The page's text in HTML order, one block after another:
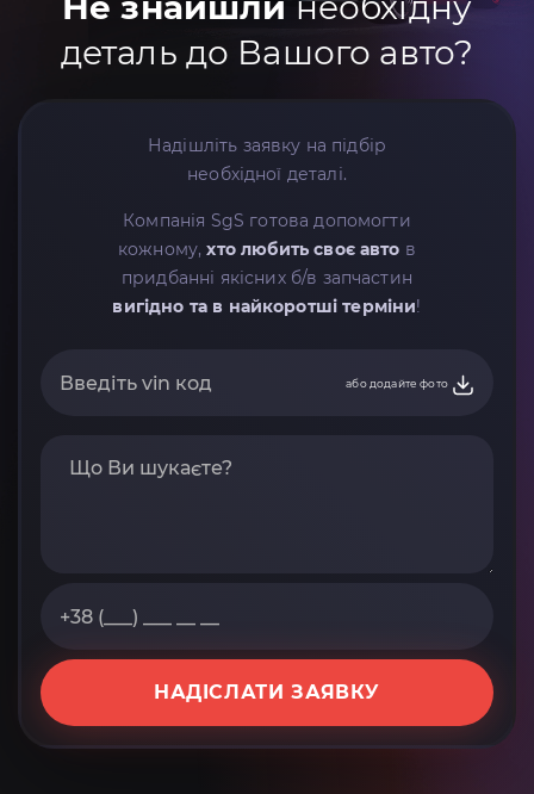
деталь до Вашого авто?
Надішліть заявку на підбір
необхідної деталі.
Компанія SgS готова допомогти
кожному,хто любить своє авто в
придбанні якісних б/в запчастин
вигідно та в найкоротші терміни!
або додайте фото
НАДІСЛАТИ ЗАЯВКУ